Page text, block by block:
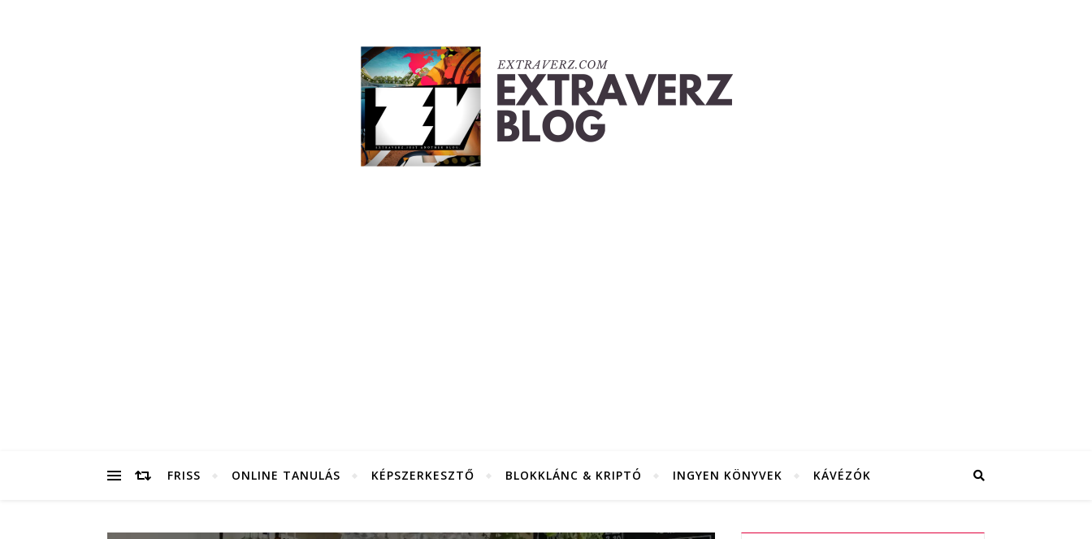
FRISS ONLINE TANULÁS KÉPSZERKESZTŐ BLOKKLÁNC & KRIPTÓ INGYEN KÖNYVEK KÁVÉZÓK